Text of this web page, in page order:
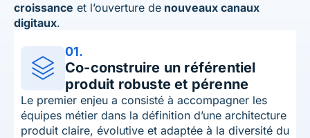
croissance et l’ouverture de nouveaux canaux
digitaux.
01.
Co-construire un référentiel
produit robuste et pérenne
Le premier enjeu a consisté à accompagner les
équipes métier dans la définition d’une architecture
produit claire, évolutive et adaptée à la diversité du